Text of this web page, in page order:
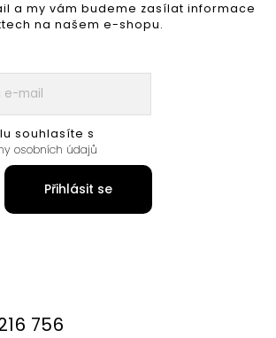
756
a my vám budeme zasílat informace
na našem e-shopu.
souhlasíte s
osobních údajů
Přihlásit se